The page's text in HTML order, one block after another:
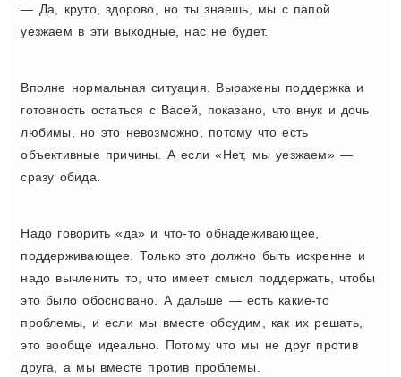
— Да, круто, здорово, но ты знаешь, мы с папой
уезжаем в эти выходные, нас не будет.
Вполне нормальная ситуация. Выражены поддержка и
готовность остаться с Васей, показано, что внук и дочь
любимы, но это невозможно, потому что есть
объективные причины. А если «Нет, мы уезжаем» —
сразу обида.
Надо говорить «да» и что-то обнадеживающее,
поддерживающее. Только это должно быть искренне и
надо вычленить то, что имеет смысл поддержать, чтобы
это было обосновано. А дальше — есть какие-то
проблемы, и если мы вместе обсудим, как их решать,
это вообще идеально. Потому что мы не друг против
друга, а мы вместе против проблемы.